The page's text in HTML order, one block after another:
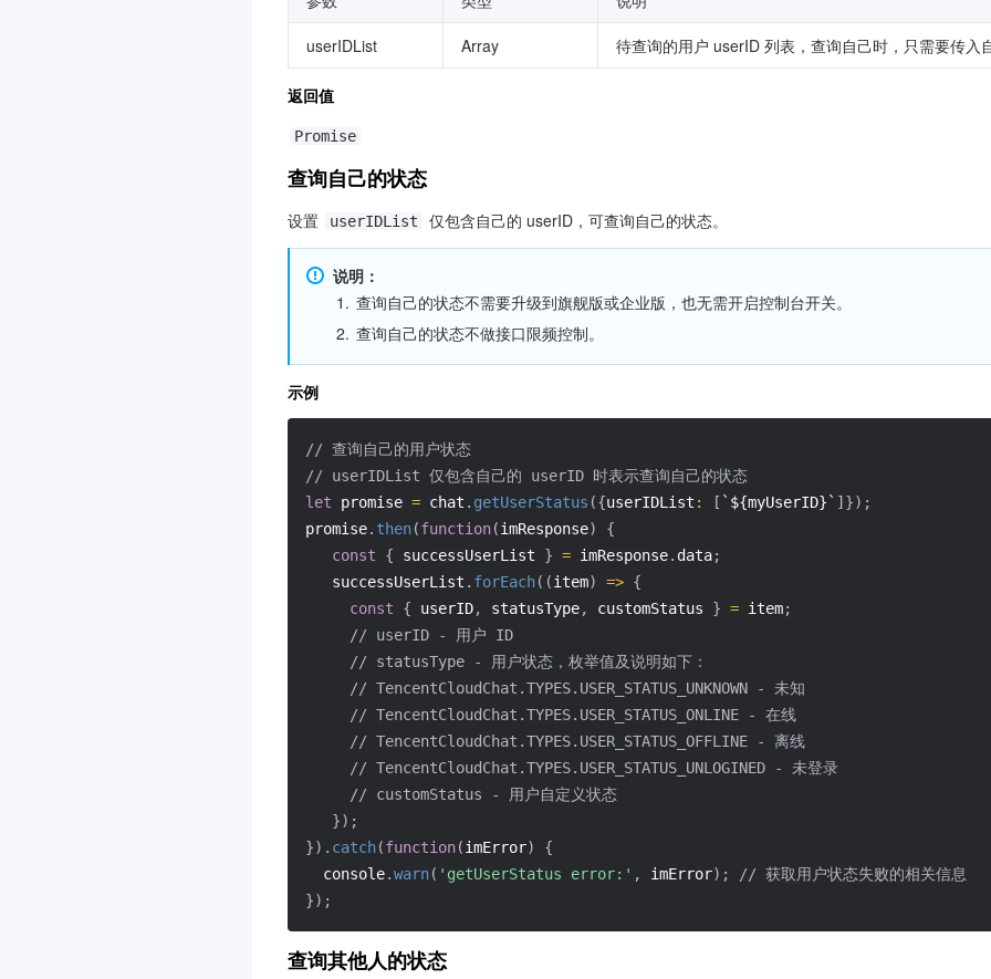
userIDList Array 待查询的用户 userID 列表，查询自己时，只需要传入
返回值
Promise
查询自己的状态
设置 userIDList 仅包含自己的 userID，可查询自己的状态。
说明：
1. 查询自己的状态不需要升级到旗舰版或企业版，也无需开启控制台开关。
2. 查询自己的状态不做接口限频控制。
示例
// 查询自己的用户状态
// userIDList 仅包含自己的 userID 时表示查询自己的状态
let promise = chat . getUserStatus ({userIDList : [ `${myUserID}` ] }) ;
promise. then(function(imResponse)
{
const
{ successUserList } = imResponse. data;
   successUserList
. forEach( (item) => {
const
{ userID, statusType, customStatus } = item;
// userID - 用户 ID
// statusType - 用户状态，枚举值及说明如下：
// TencentCloudChat.TYPES.USER_STATUS_UNKNOWN - 未知
// TencentCloudChat.TYPES.USER_STATUS_ONLINE - 在线
// TencentCloudChat.TYPES.USER_STATUS_OFFLINE - 离线
// TencentCloudChat.TYPES.USER_STATUS_UNLOGINED - 未登录
// customStatus - 用户自定义状态
}) ;
}) . catch(function(imError)
{
  console
.warn( 'getUserStatus error:' , imError) ;
// 获取用户状态失败的相关信息
}) ;
查询其他人的状态